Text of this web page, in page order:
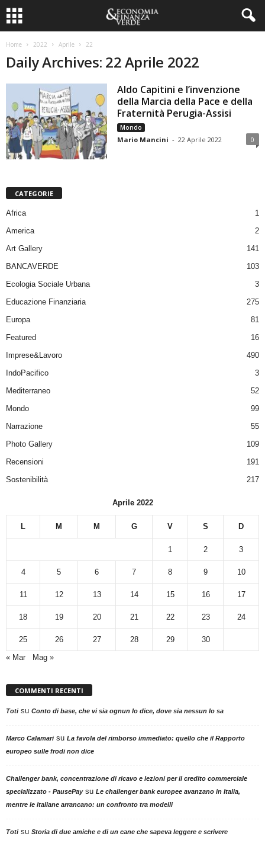
Home 2022 Aprile 22
Daily Archives: 22 Aprile 2022
Aldo Capitini e l’invenzione
della Marcia della Pace e della
Fraternità Perugia-Assisi
Mondo
Mario Mancini - 22 Aprile 2022 0
CATEGORIE
Africa
1
America
2
Art Gallery
141
BANCAVERDE
103
Ecologia Sociale Urbana
3
Educazione Finanziaria
275
Europa
81
Featured
16
Imprese&Lavoro
490
IndoPacifico
3
Mediterraneo
52
Mondo
99
Narrazione
55
Photo Gallery
109
Recensioni
191
Sostenibilità
217
Aprile 2022
L M M G V S D
1 2 3
4 5 6 7 8 9 10
11 12 13 14 15 16 17
18 19 20 21 22 23 24
25 26 27 28 29
30
« Mar
Mag »
COMMENTI RECENTI
Totisu Conto di base, che vi sia ognun lo dice, dove sia nessun lo sa
Marco Calamarisu La favola del rimborso immediato: quello che il Rapporto
europeo sulle frodi non dice
Challenger bank, concentrazione di ricavo e lezioni per il credito commerciale
specializzato - PausePaysu Le challenger bank europee avanzano in Italia,
mentre le italiane arrancano: un confronto tra modelli
Totisu Storia di due amiche e di un cane che sapeva leggere e scrivere